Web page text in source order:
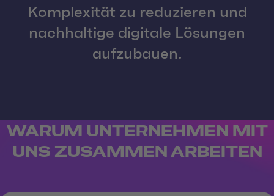
Komplexität zu reduzieren und
nachhaltige digitale Lösungen
aufzubauen.
WARUM UNTERNEHMEN MIT
UNS ZUSAMMEN ARBEITEN